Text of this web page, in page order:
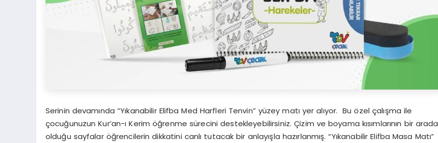
Serinin devamında “Yıkanabilir Elifba Med Harfleri Tenvin” yüzey matı yer alıyor. Bu özel çalışma ile
çocuğunuzun Kur’an-ı Kerim öğrenme sürecini destekleyebilirsiniz. Çizim ve boyama kısımlarının bir arada
olduğu sayfalar öğrencilerin dikkatini canlı tutacak bir anlayışla hazırlanmış. “Yıkanabilir Elifba Masa Matı”